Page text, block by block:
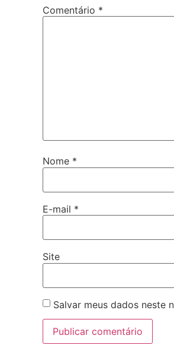
Comentário *
Nome *
E-mail *
Site
Salvar meus dados neste